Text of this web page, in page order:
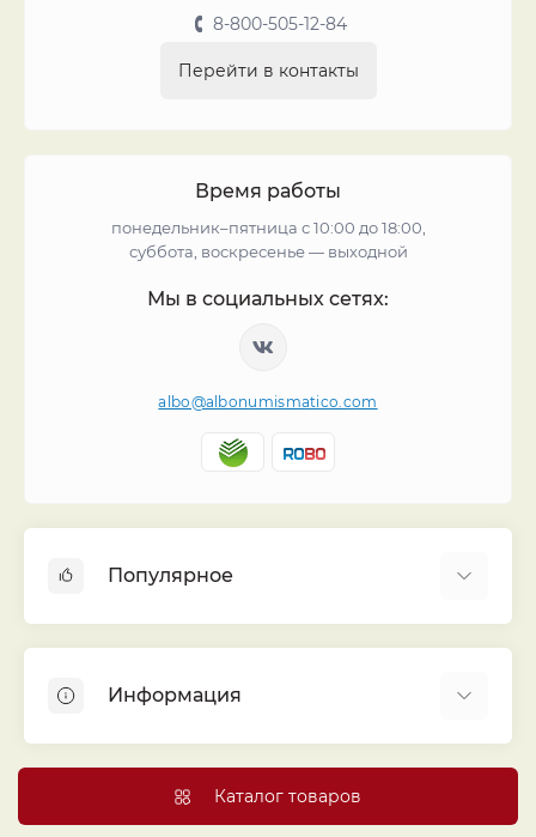
8-800-505-12-84
Перейти в контакты
Время работы
понедельник–пятница с 10:00 до 18:00,
суббота, воскресенье — выходной
Мы в социальных сетях:
albo@albonumismatico.com
Популярное
Монеты
Банкноты
Листы для монет
Капсулы и холдеры
Информация
Договор публичной оферты
Каталог товаров